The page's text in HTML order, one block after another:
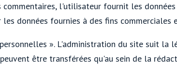
l'utilisateur fournit les
données fournies à des fins commerciales
». L'administration du site suit la
être transférées qu'au sein de la